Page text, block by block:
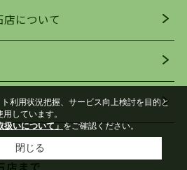
心に、明石市・神戸市西区
は、ぜひ当ＨＰにて物件を
い。弊社は、スタッフの平
ーチし、ＨＰにて随時更新
級の情報取扱量を誇ってお
た物件をご紹介する、従来
はなく、まずは、お客様ご
を利用し、理想のお部屋を
について
なら
店まで
利用状況把握、サービス向上検討を目的と
しています。
扱いについて」をご確認ください。
閉じる